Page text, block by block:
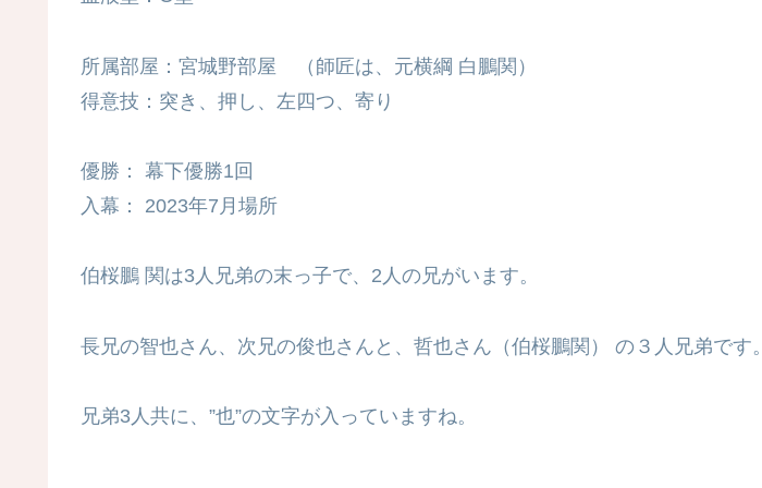
所属部屋：宮城野部屋 （師匠は、元横綱 白鵬関）
得意技：突き、押し、左四つ、寄り
優勝： 幕下優勝1回
入幕： 2023年7月場所
伯桜鵬 関は3人兄弟の末っ子で、2人の兄がいます。
長兄の智也さん、次兄の俊也さんと、哲也さん（伯桜鵬関） の３人兄弟です。
兄弟3人共に、”也”の文字が入っていますね。